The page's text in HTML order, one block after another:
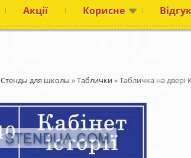
Акції Корисне
Стенды для школы »Таблички»Табличка на двері